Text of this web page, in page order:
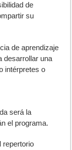
de
su
de aprendizaje
desarrollar una
intérpretes o
será la
el programa.
repertorio